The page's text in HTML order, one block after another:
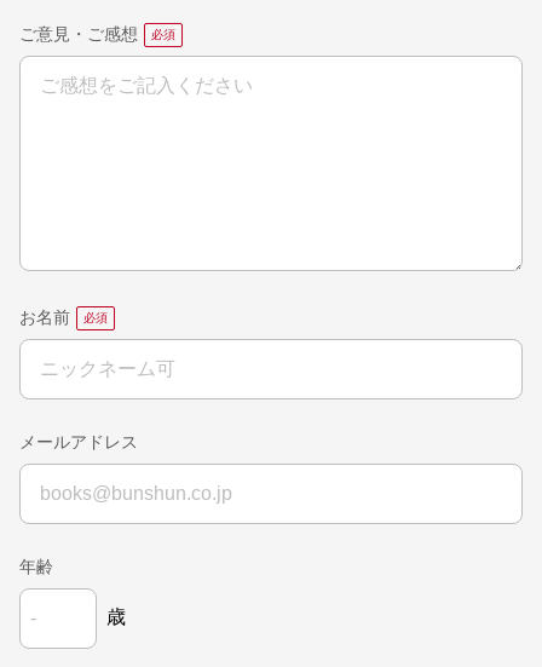
ご意見・ご感想
お名前
メールアドレス
年齢
歳